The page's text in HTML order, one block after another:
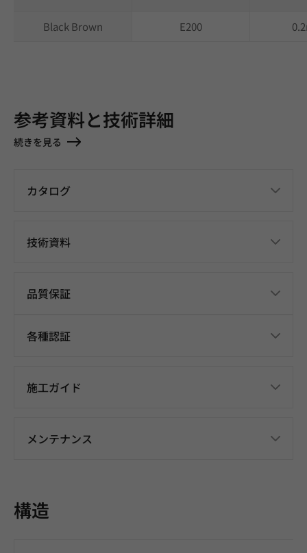
Black Brown E200
参考資料と技術詳細
続きを見る
カタログ
技術資料
品質保証
各種認証
施工ガイド
メンテナンス
構造